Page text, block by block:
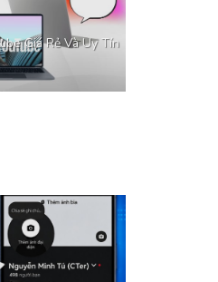
Giá Rẻ Và Uy Tín